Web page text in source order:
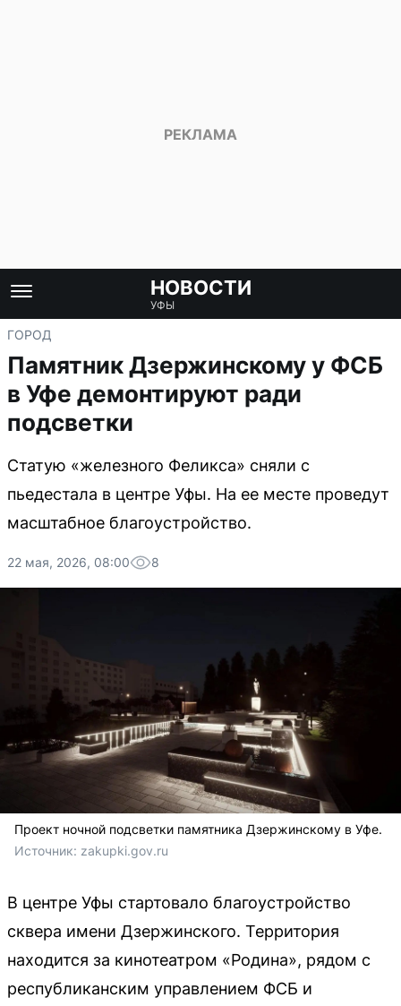
НОВОСТИ
УФЫ
ГОРОД
Памятник Дзержинскому у ФСБ
в Уфе демонтируют ради
подсветки
Статую «железного Феликса» сняли с
пьедестала в центре Уфы. На ее месте проведут
масштабное благоустройство.
22 мая, 2026, 08:00 8
Проект ночной подсветки памятника Дзержинскому в Уфе.
Источник: zakupki.gov.ru
В центре Уфы стартовало благоустройство
сквера имени Дзержинского. Территория
находится за кинотеатром «Родина», рядом с
республиканским управлением ФСБ и